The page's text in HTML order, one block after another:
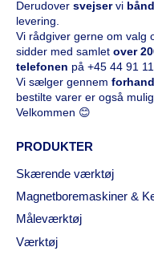
Derudover svejservi
levering.
Vi rådgiver gerne om valg
sidder med samlet over
telefonen på +45 44 91
Vi sælger gennem
bestilte varer er også
Velkommen 😊
PRODUKTER
Skærende værktøj
Magnetboremaskiner &
Måleværktøj
Værktøj